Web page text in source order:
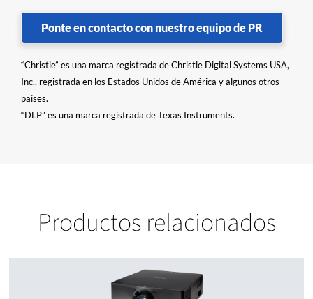
Ponte en contacto con nuestro equipo de PR
“Christie” es una marca registrada de Christie Digital Systems USA,
Inc., registrada en los Estados Unidos de América y algunos otros
países.
“DLP” es una marca registrada de Texas Instruments.
Productos relacionados